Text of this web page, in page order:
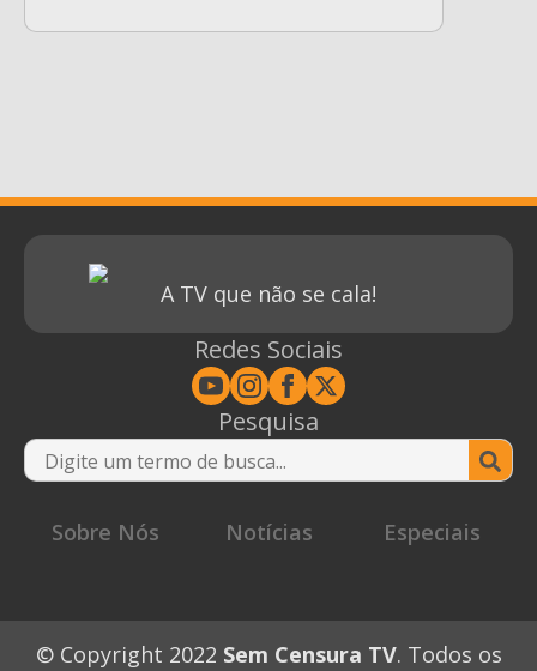
A TV que não se cala!
Redes Sociais
Pesquisa
Sobre Nós
Notícias Especiais
© Copyright 2022 Sem Censura TV. Todos os